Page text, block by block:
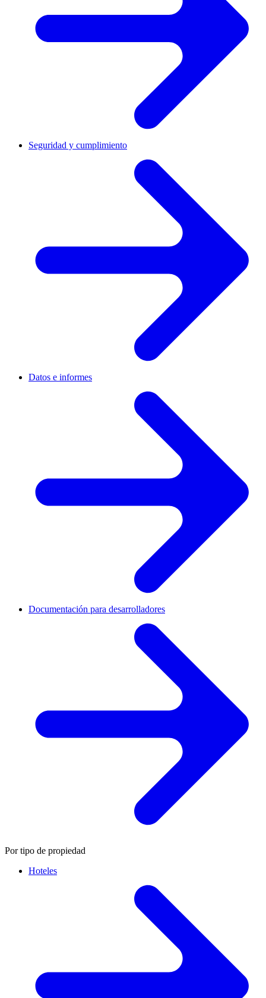
Seguridad y cumplimiento
Datos e informes
Documentación para desarrolladores
Por tipo de propiedad
Hoteles